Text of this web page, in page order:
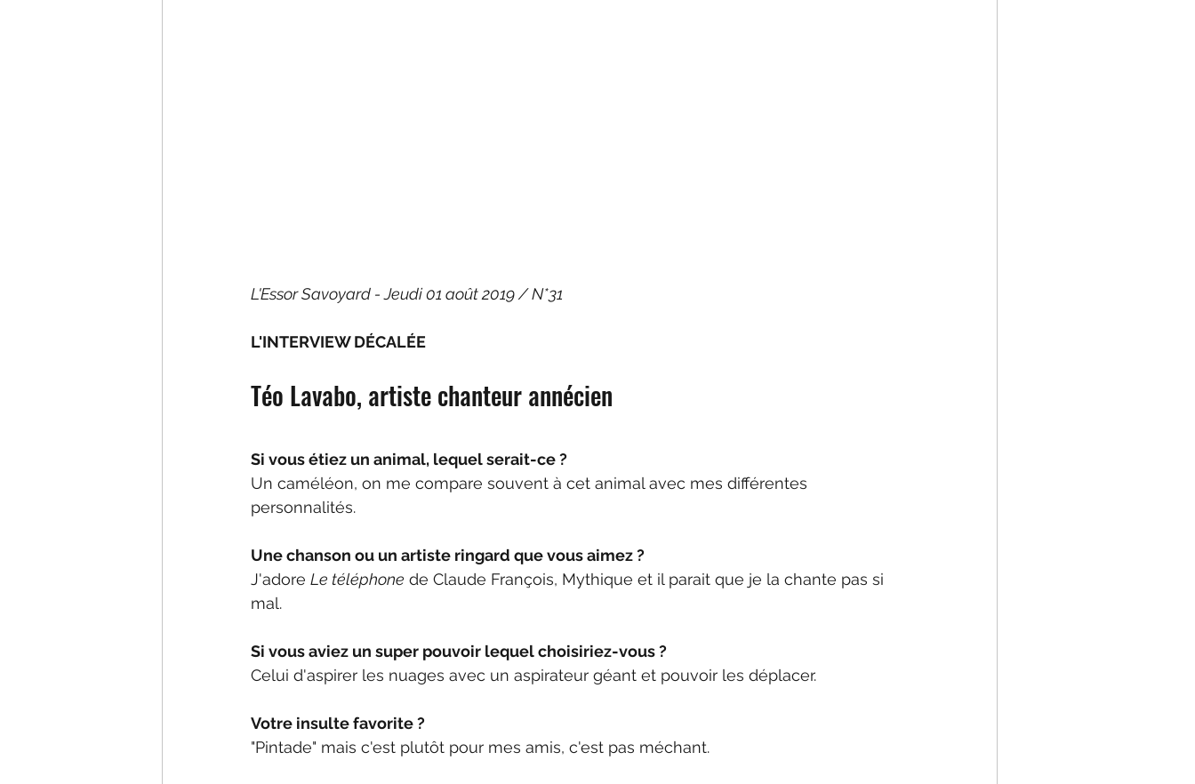
L'Essor Savoyard - Jeudi 01 août 2019 / N*31
L'INTERVIEW DÉCALÉE
Téo Lavabo, artiste chanteur annécien
Si vous étiez un animal, lequel serait-ce ?
Un caméléon, on me compare souvent à cet animal avec mes différentes
personnalités.
Une chanson ou un artiste ringard que vous aimez ?
J'adore Le téléphone de Claude François, Mythique et il parait que je la chante pas si
mal.
Si vous aviez un super pouvoir lequel choisiriez-vous ?
Celui d'aspirer les nuages avec un aspirateur géant et pouvoir les déplacer.
Votre insulte favorite ?
"Pintade" mais c'est plutôt pour mes amis, c'est pas méchant.